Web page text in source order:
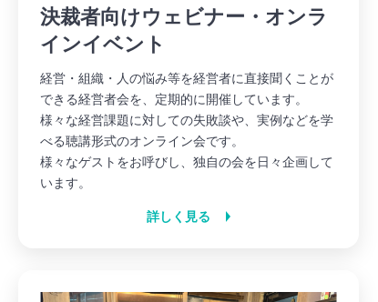
決裁者向けウェビナー・オンラ
インイベント
経営・組織・人の悩み等を経営者に直接聞くことが
できる経営者会を、定期的に開催しています。
様々な経営課題に対しての失敗談や、実例などを学
べる聴講形式のオンライン会です。
様々なゲストをお呼びし、独自の会を日々企画して
います。
詳しく見る